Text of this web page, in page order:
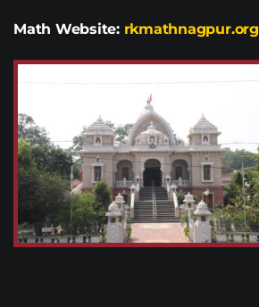
Math Website: rkmathnagpur.org